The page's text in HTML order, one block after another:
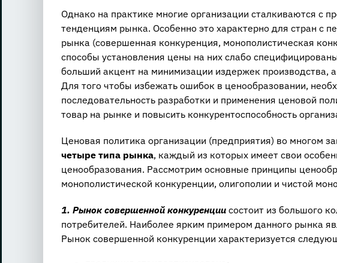
Однако на практике многие организации сталкиваются с
тенденциям рынка. Особенно это характерно для стран с
рынка (совершенная конкуренция, монополистическая
способы установления цены на них слабо
больший акцент на минимизации издержек производства,
Для того чтобы избежать ошибок в ценообразовании,
последовательность разработки и применения ценовой
товар на рынке и повысить конкурентоспособность
Ценовая политика организации (предприятия) во многом
четыре типа рынка, каждый из которых имеет свои
ценообразования. Рассмотрим основные принципы
монополистической конкуренции, олигополии и чистой
1. Рынок совершенной конкуренции состоит из большого
потребителей. Наиболее ярким примером данного рынка
Рынок совершенной конкуренции характеризуется